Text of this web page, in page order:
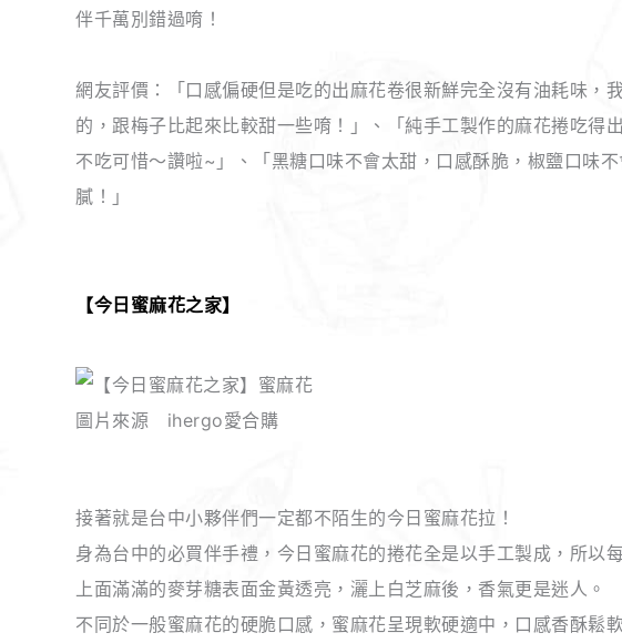
伴千萬別錯過唷！
網友評價：「口感偏硬但是吃的出麻花卷很新鮮完全沒有油耗味，
的，跟梅子比起來比較甜一些唷！」、「純手工製作的麻花捲吃得
不吃可惜～讚啦~」、「黑糖口味不會太甜，口感酥脆，椒鹽口味
膩！」
【今日蜜麻花之家】
圖片來源 ihergo愛合購
接著就是台中小夥伴們一定都不陌生的今日蜜麻花拉！
身為台中的必買伴手禮，今日蜜麻花的捲花全是以手工製成，所以
上面滿滿的麥芽糖表面金黃透亮，灑上白芝麻後，香氣更是迷人。
不同於一般蜜麻花的硬脆口感，蜜麻花呈現軟硬適中，口感香酥鬆